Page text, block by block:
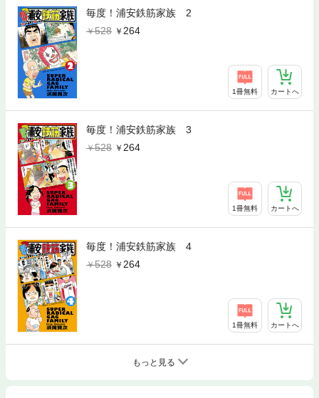
毎度！浦安鉄筋家族 2
528
264
1冊無料 カートへ
毎度！浦安鉄筋家族 3
528
264
1冊無料 カートへ
毎度！浦安鉄筋家族 4
528
264
1冊無料 カートへ
もっと見る